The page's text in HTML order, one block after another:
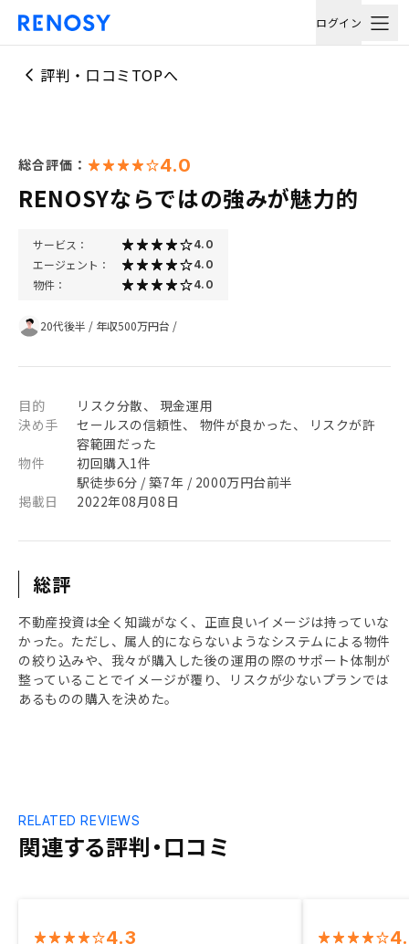
ログイン
評判・口コミTOPへ
総合評価： 4.0
RENOSYならではの強みが魅力的
サービス： 4.0
エージェント： 4.0
物件： 4.0
20代後半 / 年収500万円台 /
目的
リスク分散、 現金運用
決め手
セールスの信頼性、 物件が良かった、 リスクが許
容範囲だった
物件
初回購入1件
駅徒歩6分 / 築7年 / 2000万円台前半
掲載日
2022年08月08日
総評
不動産投資は全く知識がなく、正直良いイメージは持っていな
かった。ただし、属人的にならないようなシステムによる物件
の絞り込みや、我々が購入した後の運用の際のサポート体制が
整っていることでイメージが覆り、リスクが少ないプランでは
あるものの購入を決めた。
関連する評判・口コミ
RELATED REVIEWS
4.3